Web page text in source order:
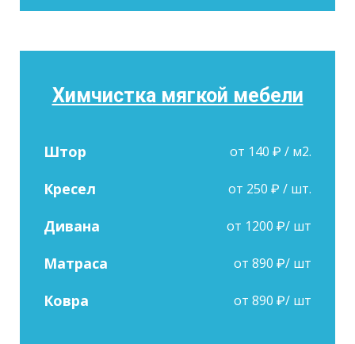
Химчистка мягкой мебели
Штор от 140 ₽ / м2.
Кресел от 250 ₽ / шт.
Дивана от 1200 ₽/ шт
Матраса от 890 ₽/ шт
Ковра от 890 ₽/ шт